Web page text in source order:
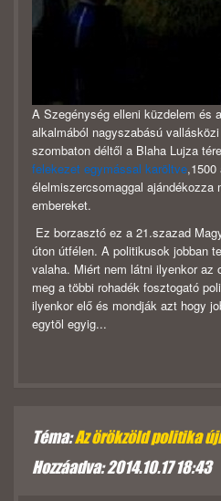
A Szegénység elleni küzdelem és
alkalmából nagyszabású
szombaton déltől a Blaha Lujza
felekezet egymással karöltve,1500
élelmiszercsomaggal ajándékozza
embereket.
Ez borzasztó ez a 21.szazad
úton útfélen. A politikusok jobban
valaha. Miért nem látni ilyenkor az
meg a többi rohadék fosztogató
ilyenkor elő és mondják azt hogy
egytöl egyig...
Téma:Az örökzöld politika
Hozzáadva: 2014.10.17 18:43